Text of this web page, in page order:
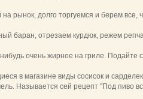
рынок, долго торгуемся и берем
баран, отрезаем курдюк, режем
очень жирное на гриле.
в магазине виды сосисок и
Называется сей рецепт "Под пиво